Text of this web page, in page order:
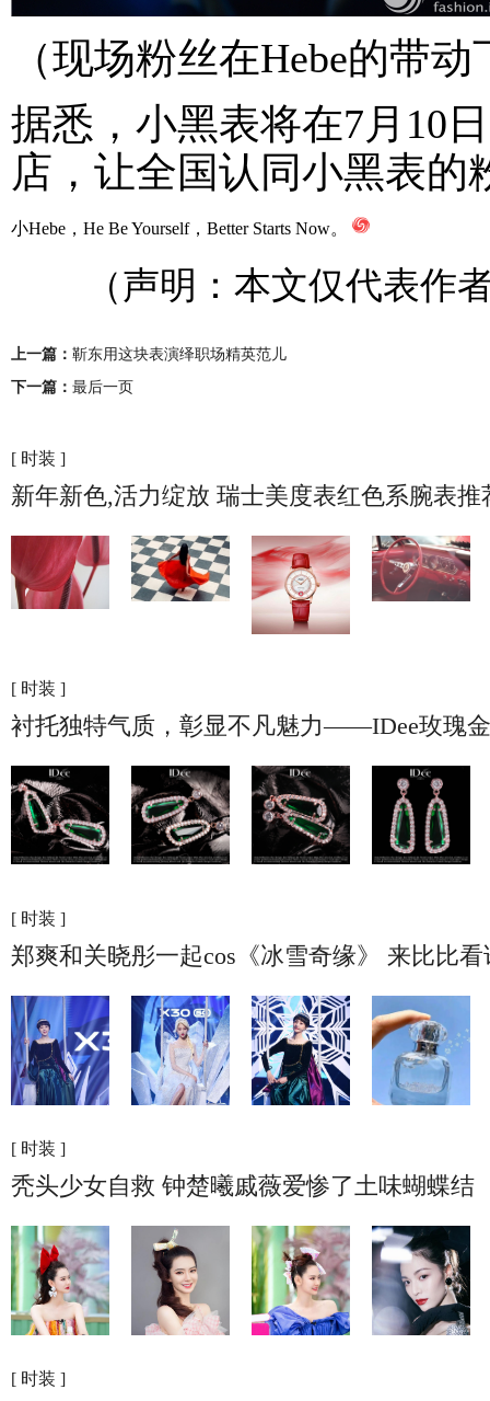
（现场粉丝在Hebe的带
据悉，小黑表将在7月10
店，让全国认同小黑表的
小Hebe，He Be Yourself，Better Starts Now。
（声明：本文仅代表作者
上一篇： 靳东用这块表演绎职场精英范儿
下一篇： 最后一页
[ 时装 ]
新年新色,活力绽放 瑞士美度表红色系腕表推
[ 时装 ]
衬托独特气质，彰显不凡魅力——IDee玫瑰
[ 时装 ]
郑爽和关晓彤一起cos《冰雪奇缘》 来比比
[ 时装 ]
秃头少女自救 钟楚曦戚薇爱惨了土味蝴蝶结
[ 时装 ]